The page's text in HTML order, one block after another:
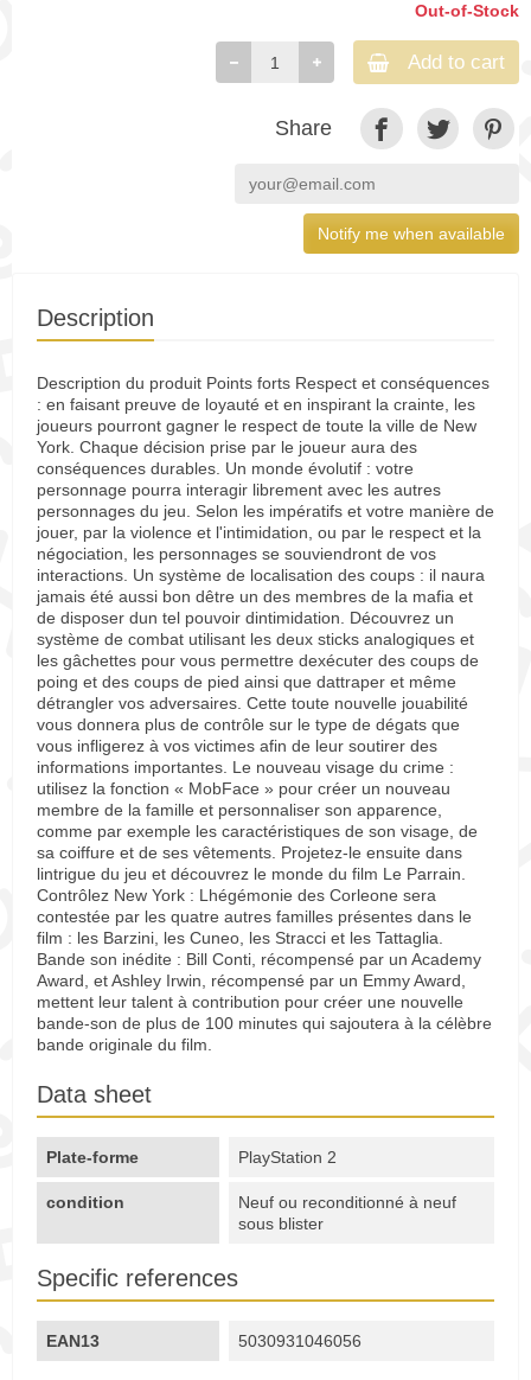
Out-of-Stock
Add to cart
Share
Notify me when available
Description
Description du produit Points forts Respect et conséquences
: en faisant preuve de loyauté et en inspirant la crainte, les
joueurs pourront gagner le respect de toute la ville de New
York. Chaque décision prise par le joueur aura des
conséquences durables. Un monde évolutif : votre
personnage pourra interagir librement avec les autres
personnages du jeu. Selon les impératifs et votre manière de
jouer, par la violence et l'intimidation, ou par le respect et la
négociation, les personnages se souviendront de vos
interactions. Un système de localisation des coups : il naura
jamais été aussi bon dêtre un des membres de la mafia et
de disposer dun tel pouvoir dintimidation. Découvrez un
système de combat utilisant les deux sticks analogiques et
les gâchettes pour vous permettre dexécuter des coups de
poing et des coups de pied ainsi que dattraper et même
détrangler vos adversaires. Cette toute nouvelle jouabilité
vous donnera plus de contrôle sur le type de dégats que
vous infligerez à vos victimes afin de leur soutirer des
informations importantes. Le nouveau visage du crime :
utilisez la fonction « MobFace » pour créer un nouveau
membre de la famille et personnaliser son apparence,
comme par exemple les caractéristiques de son visage, de
sa coiffure et de ses vêtements. Projetez-le ensuite dans
lintrigue du jeu et découvrez le monde du film Le Parrain.
Contrôlez New York : Lhégémonie des Corleone sera
contestée par les quatre autres familles présentes dans le
film : les Barzini, les Cuneo, les Stracci et les Tattaglia.
Bande son inédite : Bill Conti, récompensé par un Academy
Award, et Ashley Irwin, récompensé par un Emmy Award,
mettent leur talent à contribution pour créer une nouvelle
bande-son de plus de 100 minutes qui sajoutera à la célèbre
bande originale du film.
Data sheet
Plate-forme PlayStation 2
condition
Neuf ou reconditionné à neuf
sous blister
Specific references
EAN13 5030931046056